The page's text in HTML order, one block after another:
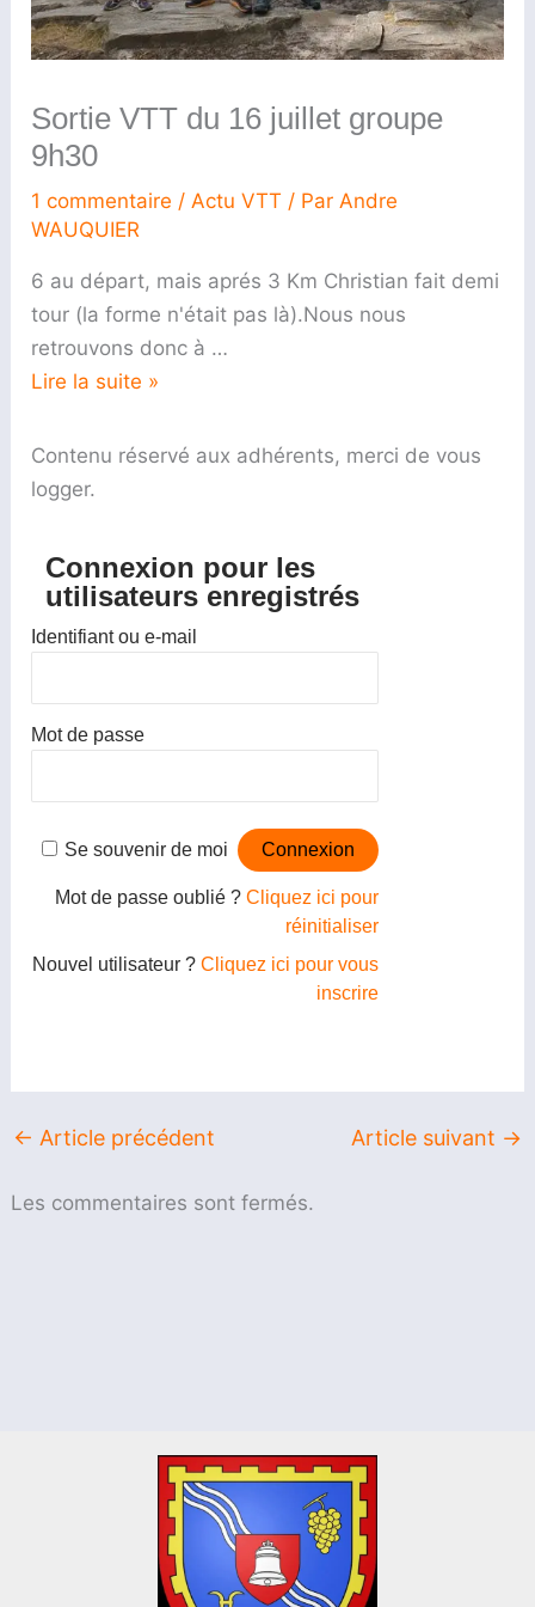
Sortie VTT du 16 juillet groupe
9h30
1 commentaire /Actu VTT / ParAndre
WAUQUIER
6 au départ, mais aprés 3 Km Christian fait demi
tour (la forme n'était pas là).Nous nous
retrouvons donc à …
Lire la suite »
Contenu réservé aux adhérents, merci de vous
logger.
Connexion pour les
utilisateurs enregistrés
Identifiant ou e-mail
Mot de passe
Se souvenir de moi
Mot de passe oublié ? Cliquez ici pour
réinitialiser
Nouvel utilisateur ? Cliquez ici pour vous
inscrire
← Article précédent Article suivant →
Les commentaires sont fermés.